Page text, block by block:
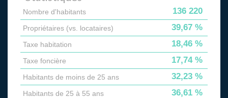
Nombre d'habitants 136 220
Propriétaires (vs. locataires) 39,67 %
Taxe habitation 18,46 %
Taxe foncière 17,74 %
Habitants de moins de 25 ans 32,23 %
Habitants de 25 à 55 ans 36,61 %